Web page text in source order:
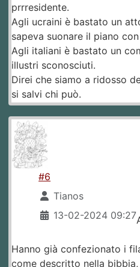
prrresidente.
Agli ucraini è bastato un
sapeva suonare il piano
Agli italiani è bastato un
illustri sconosciuti.
Direi che siamo a ridosso
si salvi chi può.
#6
Tianos
13-02-2024 09:27
Hanno già confezionato i
come descritto nella